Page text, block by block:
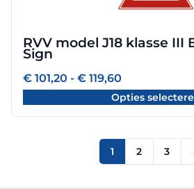
RVV model J18 klasse III
Sign
€ 101,20 - € 119,60
€ 101,20
tot
Opties
kan
gekozen
worden
op
de
1 2 3